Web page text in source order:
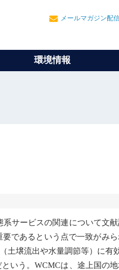
メールマガジン配
環境情報
系サービスの関連について文
要であるという点で一致がみ
土壌流出や水量調節等）に有
いう。WCMCは、 途上国の